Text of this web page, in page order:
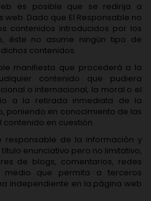
es posible que se redirija a
Dado que El Responsable no
contenidos introducidos por los
éste no asume ningún tipo de
contenidos.
manifiesta que procederá a la
contenido que pudiera
o internacional, la moral o el
a la retirada inmediata de la
poniendo en conocimiento de las
en cuestión.
responsable de la información y
enunciativo pero no limitativo,
de blogs, comentarios, redes
que permita a terceros
independiente en la página web